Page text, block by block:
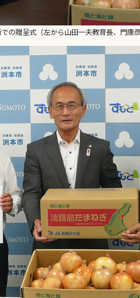
の贈呈式（左から山田一夫教育長、門康